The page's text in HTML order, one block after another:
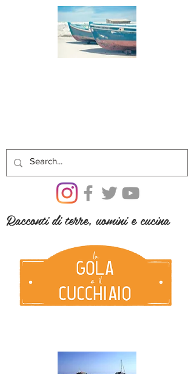
Racconti di terre, uomini e cucina